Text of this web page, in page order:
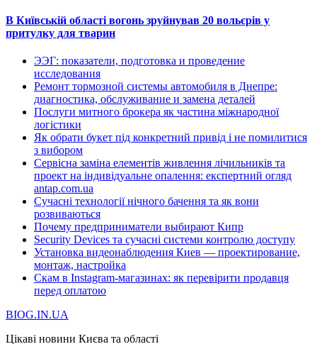
В Київській області вогонь зруйнував 20 вольєрів у
притулку для тварин
ЭЭГ: показатели, подготовка и проведение
исследования
Ремонт тормозной системы автомобиля в Днепре:
диагностика, обслуживание и замена деталей
Послуги митного брокера як частина міжнародної
логістики
Як обрати букет під конкретний привід і не помилитися
з вибором
Сервісна заміна елементів живлення лічильників та
проект на індивідуальне опалення: експертний огляд
antap.com.ua
Сучасні технології нічного бачення та як вони
розвиваються
Почему предприниматели выбирают Кипр
Security Devices та сучасні системи контролю доступу
Установка видеонаблюдения Киев — проектирование,
монтаж, настройка
Скам в Instagram-магазинах: як перевірити продавця
перед оплатою
BIOG.IN.UA
Цікаві новини Києва та області